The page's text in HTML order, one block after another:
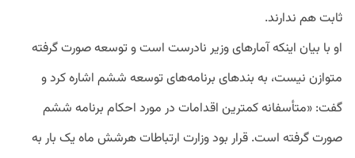
ثابت هم ندارند.
او با بیان اینکه آمارهای وزیر نادرست است و توسعه صورت گرفته
متوازن نیست، به بندهای برنامه‌های توسعه ششم اشاره کرد و
گفت: «متأسفانه کمترین اقدامات در مورد احکام برنامه ششم
صورت گرفته است. قرار بود وزارت ارتباطات هرشش ماه یک بار به